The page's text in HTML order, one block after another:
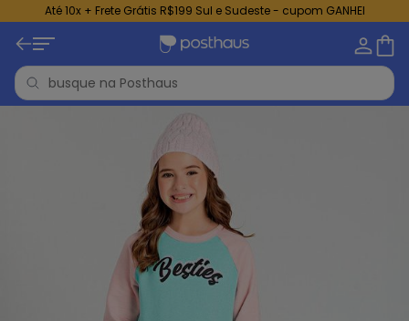
Até 10x + Frete Grátis R$199 Sul e Sudeste - cupom GANHEI